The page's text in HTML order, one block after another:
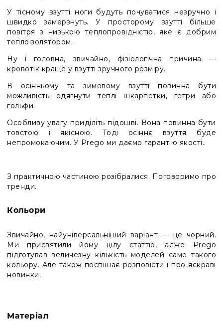
У тісному взутті ноги будуть почуватися незручно і
швидко замерзнуть. У просторому взутті більше
повітря з низькою теплопровідністю, яке є добрим
теплоізолятором.
Ну і головна, звичайно, фізіологічна причина —
кровотік краще у взутті зручного розміру.
В осінньому та зимовому взутті повинна бути
можливість одягнути теплі шкарпетки, гетри або
гольфи.
Особливу увагу приділіть підошві. Вона повинна бути
товстою і якісною. Тоді осіннє взуття буде
непромокаючим. У Prego ми даємо гарантію якості..
З практичною частиною розібралися. Поговоримо про
тренди.
Кольори
Звичайно, найуніверсальніший варіант — це чорний.
Ми присвятили йому цілу статтю, адже Prego
підготував величезну кількість моделей саме такого
кольору. Але також поспішає розповісти і про яскраві
новинки.
Матеріал